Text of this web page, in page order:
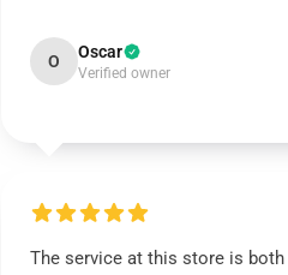
O Oscar
Verified owner
The service at this store is both